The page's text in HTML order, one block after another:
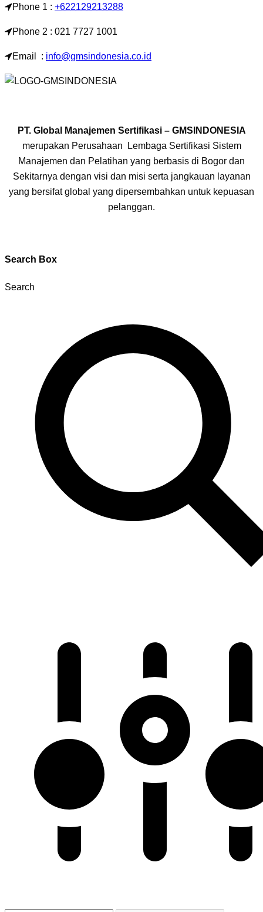
Phone 1 : +622129213288
Phone 2 : 021 7727 1001
Email : info@gmsindonesia.co.id
PT. Global Manajemen Sertifikasi – GMSINDONESIA
merupakan Perusahaan Lembaga Sertifikasi Sistem
Manajemen dan Pelatihan yang berbasis di Bogor dan
Sekitarnya dengan visi dan misi serta jangkauan layanan
yang bersifat global yang dipersembahkan untuk kepuasan
pelanggan.
Search Box
Search